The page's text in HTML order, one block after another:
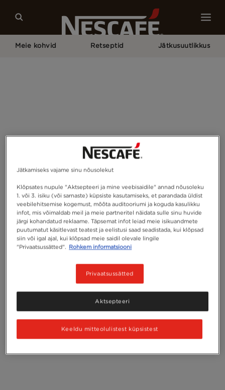
Meie kohvid Retseptid Jätkusuutlikkus
Jätkamiseks vajame sinu nõusolekut
Klõpsates nupule "Aktsepteeri ja mine veebisaidile" annad nõusoleku
1. või 3. isiku (või sarnaste) küpsiste kasutamiseks, et parandada üldist
veebilehitsemise kogemust, mõõta auditooriumi ja koguda kasulikku
infot, mis võimaldab meil ja meie partneritel näidata sulle sinu huvide
järgi kohandatud reklaame. Täpsemat infot leiad meie isikuandmete
puutumatut käsitlevast teatest ja eelistusi saad seadistada, kui klõpsad
siin või igal ajal, kui klõpsad meie saidil olevale lingile
"Privaatsussätted". Rohkem informatsiooni
Privaatsussätted
Keeldu mitteolulistest küpsistest
Aktsepteeri